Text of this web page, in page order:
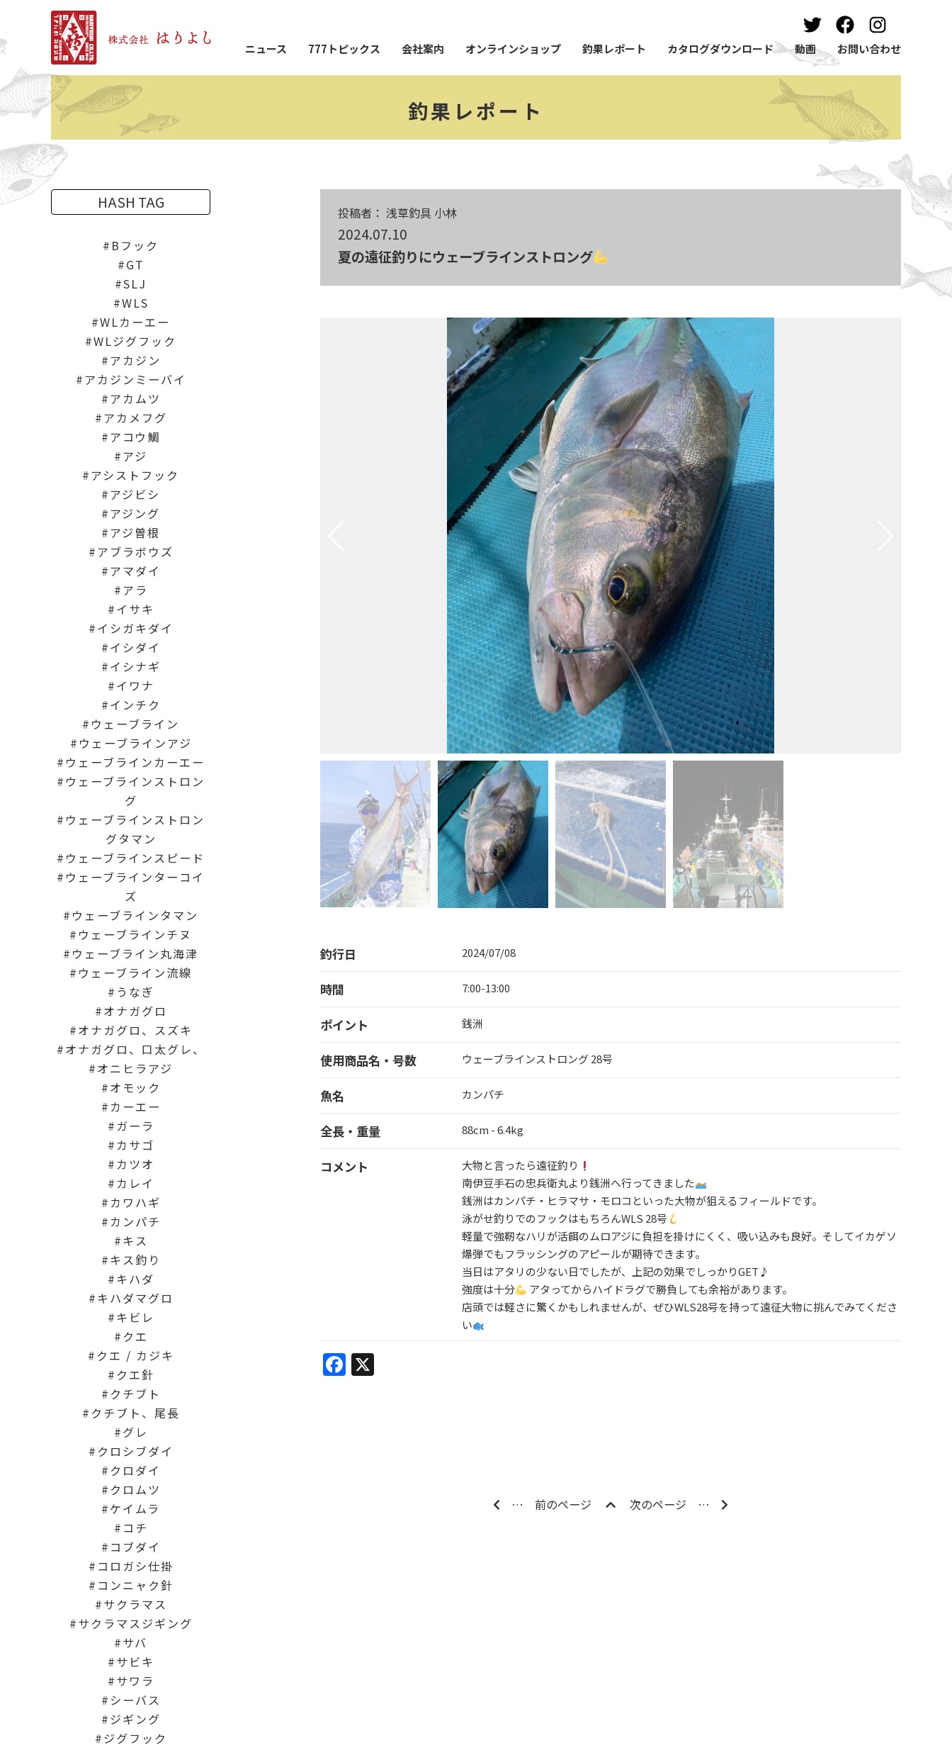
ニュース 777トピックス 会社案内 オンラインショップ 釣果レポート カタログダウンロード 動画 お問い合わせ
釣果レポート
投稿者： 浅草釣具 小林
2024.07.10
夏の遠征釣りにウェーブラインストロング
釣行日 2024/07/08
時間 7:00-13:00
ポイント 銭洲
使用商品名・号数 ウェーブラインストロング 28号
魚名 カンパチ
全長・重量 88cm - 6.4kg
コメント
大物と言ったら遠征釣り
南伊豆手石の忠兵衛丸より銭洲へ行ってきました
銭洲はカンパチ・ヒラマサ・モロコといった大物が狙えるフィールドです。
泳がせ釣りでのフックはもちろんWLS 28号
軽量で強靭なハリが活餌のムロアジに負担を掛けにくく、吸い込みも良好。そしてイカゲソ
爆弾でもフラッシングのアピールが期待できます。
当日はアタリの少ない日でしたが、上記の効果でしっかりGET♪
強度は十分
アタってからハイドラグで勝負しても余裕があります。
店頭では軽さに驚くかもしれませんが、ぜひWLS28号を持って遠征大物に挑んでみてくださ
い
Facebook
… 前のページ 次のページ …
HASH TAG
Bフック
GT
SLJ
WLS
WLカーエー
WLジグフック
アカジン
アカジンミーバイ
アカムツ
アカメフグ
アコウ鯛
アジ
アシストフック
アジビシ
アジング
アジ曽根
アブラボウズ
アマダイ
アラ
イサキ
イシガキダイ
イシダイ
イシナギ
イワナ
インチク
ウェーブライン
ウェーブラインアジ
ウェーブラインカーエー
ウェーブラインストロン
グ
ウェーブラインストロン
グタマン
ウェーブラインスピード
ウェーブラインターコイ
ズ
ウェーブラインタマン
ウェーブラインチヌ
ウェーブライン丸海津
ウェーブライン流線
うなぎ
オナガグロ
オナガグロ、スズキ
オナガグロ、口太グレ、
オニヒラアジ
オモック
カーエー
ガーラ
カサゴ
カツオ
カレイ
カワハギ
カンパチ
キス
キス釣り
キハダ
キハダマグロ
キビレ
クエ
クエ / カジキ
クエ針
クチブト
クチブト、尾長
グレ
クロシブダイ
クロダイ
クロムツ
ケイムラ
コチ
コブダイ
コロガシ仕掛
コンニャク針
サクラマス
サクラマスジギング
サバ
サビキ
サワラ
シーバス
ジギング
ジグフック